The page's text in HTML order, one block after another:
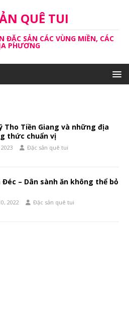
QUÊ TUI
ĐẶC SẢN CÁC VÙNG MIỀN, CÁC
PHƯƠNG
Tho Tiền Giang và những địa
thức chuẩn vị
Đặc sản quê tui
Đéc – Dân sành ăn không thể bỏ
2022 Đặc sản quê tui